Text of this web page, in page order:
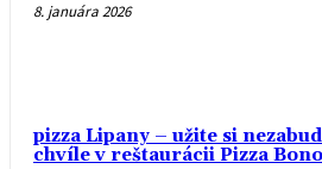
8. januára 2026
pizza Lipany – užite si
chvíle v reštaurácii Pizza Bono